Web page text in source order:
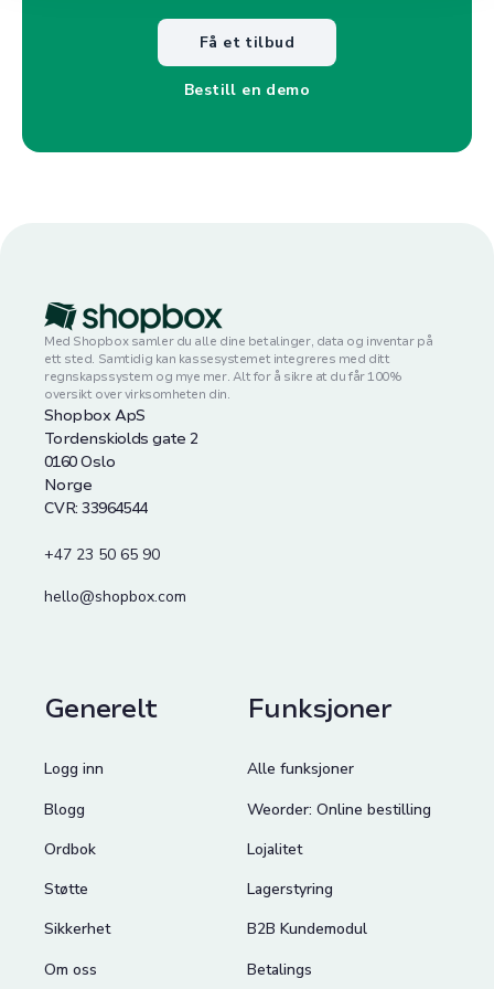
Få et tilbud
Bestill en demo
Med Shopbox samler du alle dine betalinger, data og inventar på
ett sted. Samtidig kan kassesystemet integreres med ditt
regnskapssystem og mye mer. Alt for å sikre at du får 100%
oversikt over virksomheten din.
Shopbox ApS
Tordenskiolds gate 2
0160 Oslo
Norge
CVR: 33964544
+47 23 50 65 90
hello@shopbox.com
Generelt
Logg inn
Blogg
Ordbok
Støtte
Sikkerhet
Om oss
Funksjoner
Alle funksjoner
Weorder: Online bestilling
Lojalitet
Lagerstyring
B2B Kundemodul
Betalings